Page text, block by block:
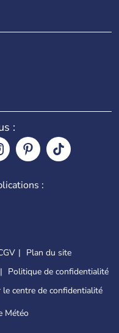
:
:
Plan du site
Politique de confidentialité
centre de confidentialité
Météo